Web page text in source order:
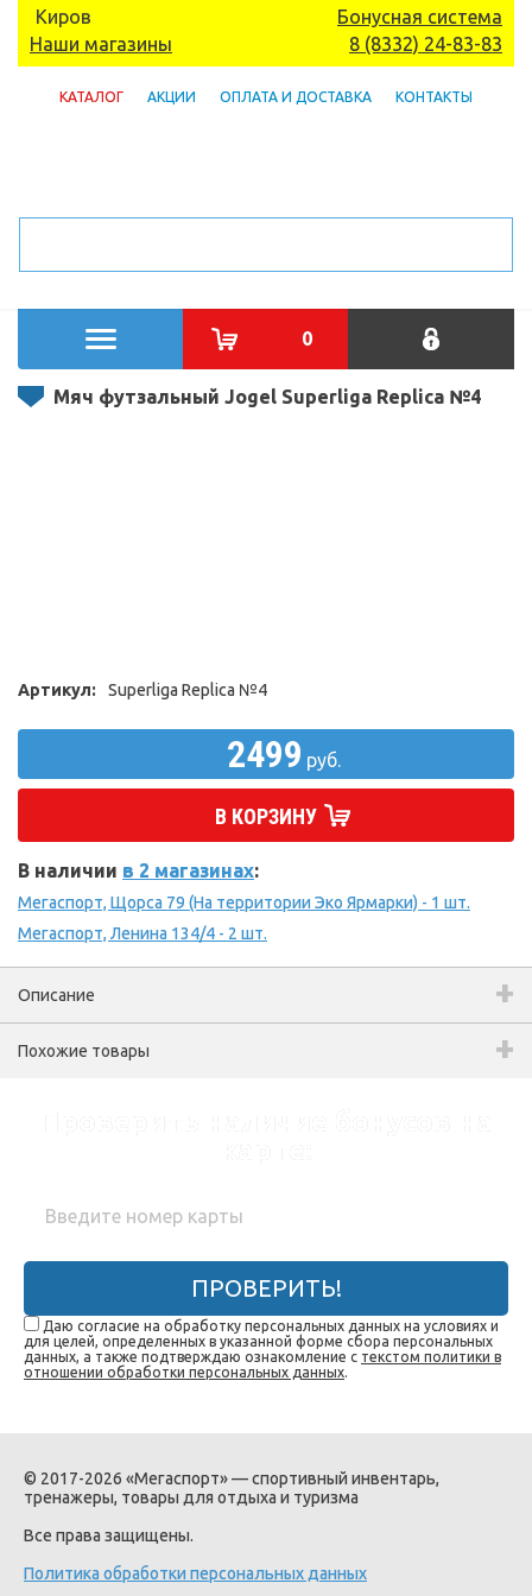
Киров
Наши магазины
Бонусная система
8 (8332) 24-83-83
КАТАЛОГ АКЦИИ ОПЛАТА И ДОСТАВКА КОНТАКТЫ
0
Мяч футзальный Jogel Superliga Replica №4
Артикул: Superliga Replica №4
2499 руб.
В КОРЗИНУ
В наличии в 2 магазинах:
Мегаспорт, Щорса 79 (На территории Эко Ярмарки) - 1 шт.
Мегаспорт, Ленина 134/4 - 2 шт.
Описание
Похожие товары
ПРОВЕРИТЬ!
Даю согласие на обработку персональных данных на условиях и
для целей, определенных в указанной форме сбора персональных
данных, а также подтверждаю ознакомление с текстом политики в
отношении обработки персональных данных.
© 2017-2026 «Мегаспорт» — спортивный инвентарь,
тренажеры, товары для отдыха и туризма
Все права защищены.
Политика обработки персональных данных